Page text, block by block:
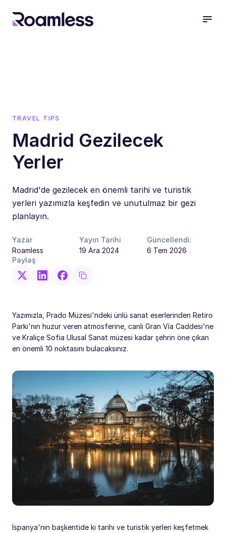
TRAVEL TIPS
Madrid Gezilecek
Yerler
Madrid'de gezilecek en önemli tarihi ve turistik
yerleri yazımızla keşfedin ve unutulmaz bir gezi
planlayın.
Yazar
Roamless
Yayın Tarihi
19 Ara 2024
Güncellendi:
6 Tem 2026
Paylaş
Yazımızla, Prado Müzesi'ndeki ünlü sanat eserlerinden Retiro
Parkı'nın huzur veren atmosferine, canlı Gran Vía Caddesi'ne
ve Kraliçe Sofia Ulusal Sanat müzesi kadar şehrin öne çıkan
en önemli 10 noktasını bulacaksınız.
İspanya'nın başkentide ki tarihi ve turistik yerleri keşfetmek